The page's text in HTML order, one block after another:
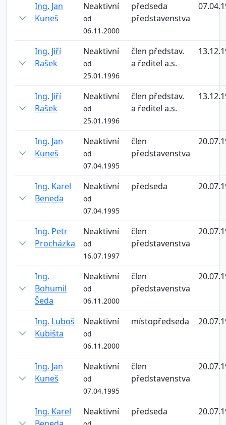
Ing. Jan
Kuneš
Neaktivní
od
06.11.2000
předseda
představenstva
Ing. Jiří
Rašek
Neaktivní
od
25.01.1996
člen představ.
a ředitel a.s.
Ing. Jiří
Rašek
Neaktivní
od
25.01.1996
člen představ.
a ředitel a.s.
Ing. Jan
Kuneš
Neaktivní
od
07.04.1995
člen
představenstva
Ing. Karel
Beneda
Neaktivní
od
07.04.1995
předseda
Ing. Petr
Procházka
Neaktivní
od
16.07.1997
člen
představenstva
Ing.
Bohumil
Šeda
Neaktivní
od
06.11.2000
člen
představenstva
Ing. Luboš
Kubišta
Neaktivní
od
06.11.2000
místopředseda
Ing. Jan
Kuneš
Neaktivní
od
07.04.1995
člen
představenstva
Ing. Karel
Neaktivní předseda